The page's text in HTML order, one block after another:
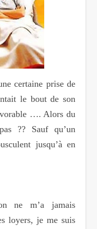
certaine prise de
le bout de son
…. Alors du
?? Sauf qu’un
jusqu’à en
ne m’a jamais
loyers, je me suis